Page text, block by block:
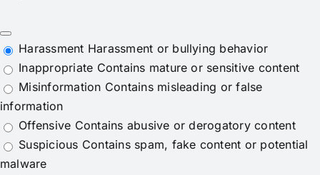
Harassment Harassment or bullying behavior
Inappropriate Contains mature or sensitive content
Misinformation Contains misleading or false
information
Offensive Contains abusive or derogatory content
Suspicious Contains spam, fake content or potential
malware